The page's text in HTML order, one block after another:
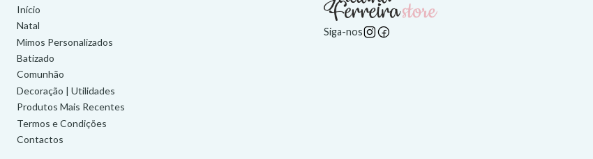
Início
Natal
Mimos Personalizados
Batizado
Comunhão
Decoração | Utilidades
Produtos Mais Recentes
Termos e Condições
Contactos
Siga-nos